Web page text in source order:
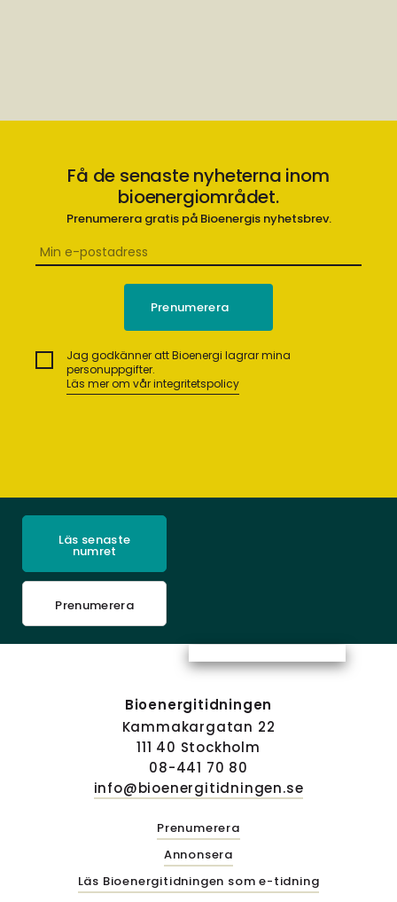
Få de senaste nyheterna inom
bioenergiområdet.
Prenumerera gratis på Bioenergis nyhetsbrev.
Jag godkänner att Bioenergi lagrar mina
personuppgifter.
Läs mer om vår integritetspolicy
Läs senaste
numret
Prenumerera
Bioenergitidningen
Kammakargatan 22
111 40 Stockholm
08-441 70 80
info@bioenergitidningen.se
Prenumerera
Annonsera
Läs Bioenergitidningen som e-tidning